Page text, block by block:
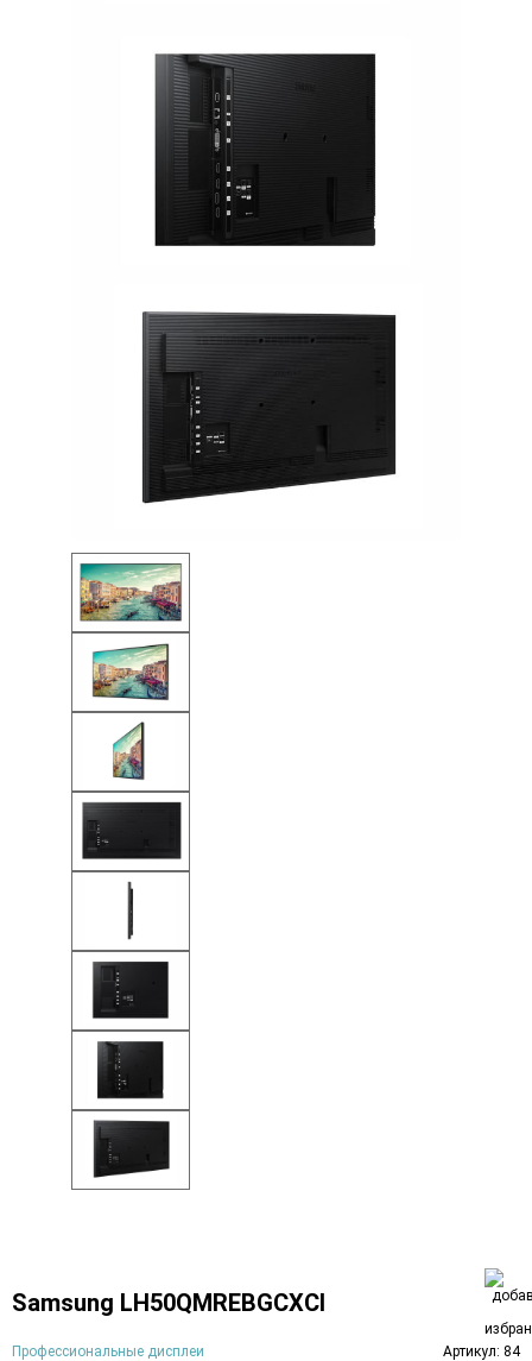
Samsung LH50QMREBGCXCI
Профессиональные дисплеи Артикул: 84